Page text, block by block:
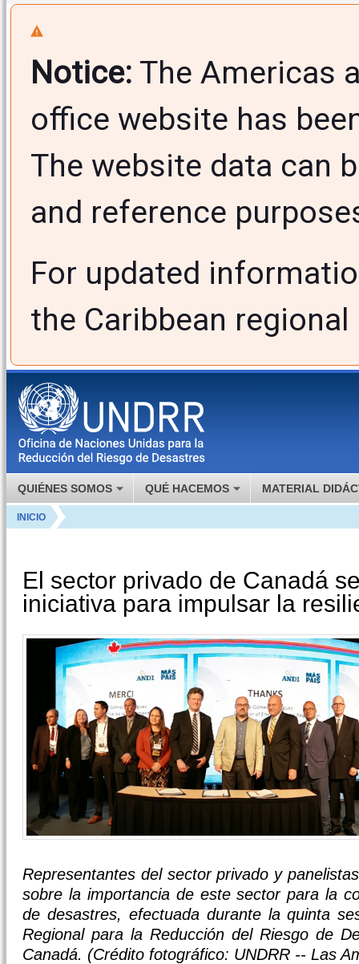
Notice: The Americas
office website has
The website data can
and reference
For updated
the Caribbean
QUIÉNES SOMOS QUÉ HACEMOS MATERIAL
INICIO
El sector privado de Canadá
iniciativa para impulsar la
Representantes del sector privado y
sobre la importancia de este sector para la
de desastres, efectuada durante la quinta
Regional para la Reducción del Riesgo de
Canadá. (Crédito fotográfico: UNDRR -- Las